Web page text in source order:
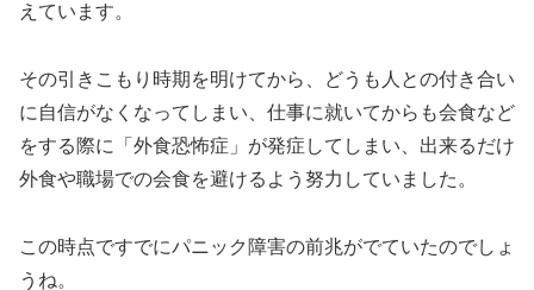
えています。
その引きこもり時期を明けてから、どうも人との付き合い
に自信がなくなってしまい、仕事に就いてからも会食など
をする際に「外食恐怖症」が発症してしまい、出来るだけ
外食や職場での会食を避けるよう努力していました。
この時点ですでにパニック障害の前兆がでていたのでしょ
うね。